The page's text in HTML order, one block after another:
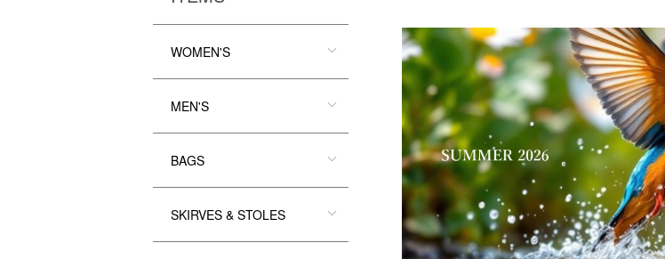
WOMEN'S
MEN'S
BAGS
SKIRVES & STOLES